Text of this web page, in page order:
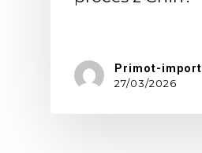
Primot-import
27/03/2026